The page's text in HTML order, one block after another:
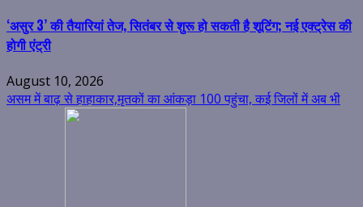
‘असुर 3’ की तैयारियां तेज, सितंबर से शुरू हो सकती है शूटिंग; नई एक्ट्रेस की
होगी एंट्री
August 10, 2026
असम में बाढ़ से हाहाकार,मृतकों का आंकड़ा 100 पहुंचा, कई जिलों में अब भी